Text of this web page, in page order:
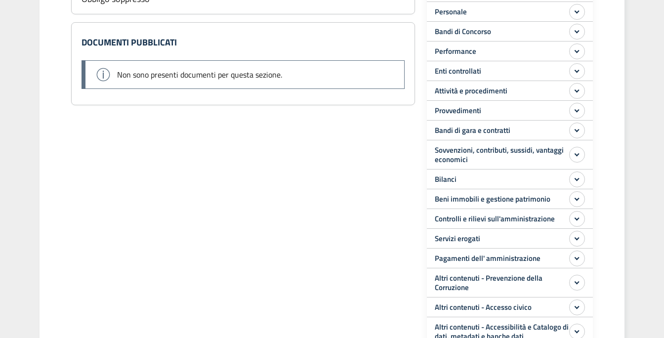
DOCUMENTI PUBBLICATI
Non sono presenti documenti per questa sezione.
Personale
Bandi di Concorso
Performance
Enti controllati
Attività e procedimenti
Provvedimenti
Bandi di gara e contratti
Sovvenzioni, contributi, sussidi, vantaggi
economici
Bilanci
Beni immobili e gestione patrimonio
Controlli e rilievi sull'amministrazione
Servizi erogati
Pagamenti dell' amministrazione
Altri contenuti - Prevenzione della
Corruzione
Altri contenuti - Accesso civico
Altri contenuti - Accessibilità e Catalogo di